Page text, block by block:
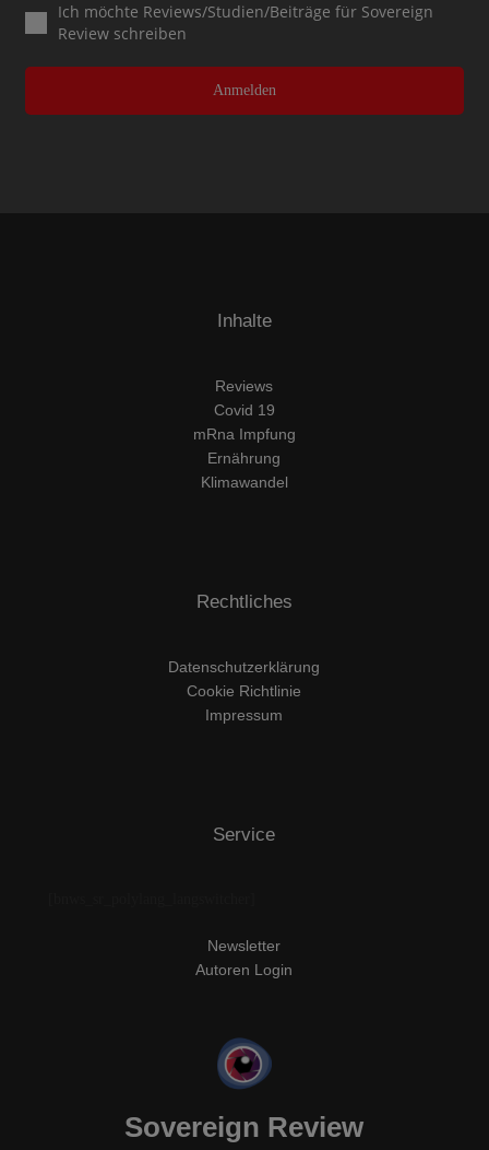
Ich möchte Reviews/Studien/Beiträge für Sovereign
Review schreiben
Anmelden
Inhalte
Reviews
Covid 19
mRna Impfung
Ernährung
Klimawandel
Rechtliches
Datenschutzerklärung
Cookie Richtlinie
Impressum
Service
Newsletter
Autoren Login
Sovereign Review